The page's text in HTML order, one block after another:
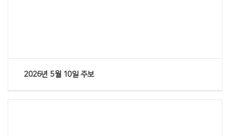
2026년 5월 10일 주보